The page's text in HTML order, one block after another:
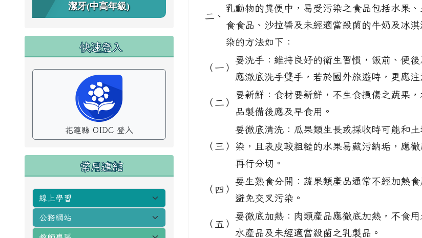
潔牙(中高年級)
快速登入
花蓮縣 OIDC 登入
常用連結
二、
乳動物的糞便中，易受污染之食品包括水果
食食品、沙拉醬及未經適當殺菌的牛奶及冰
染的方法如下：
（一）
要洗手：維持良好的衛生習慣，飯前、便
應澈底洗手雙手，若於國外旅遊時，更應注
（二）
要新鮮：食材要新鮮，不生食損傷之蔬果
品製備後應及早食用。
（三）
要徹底清洗：瓜果類生長或採收時可能和
染，且表皮較粗糙的水果易藏污納垢，應
再行分切。
（四）
要生熟食分開：蔬果類產品通常不經加熱
避免交叉污染。
（五）
要徹底加熱：肉類產品應徹底加熱，不食
水產品及未經適當殺菌之乳製品。